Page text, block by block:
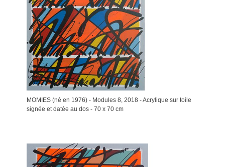
MOMIES (né en 1976) - Modules 8, 2018 - Acrylique sur toile
signée et datée au dos - 70 x 70 cm